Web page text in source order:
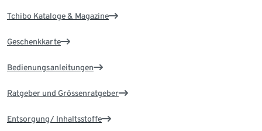
Tchibo Kataloge & Magazine
Geschenkkarte
Bedienungsanleitungen
Ratgeber und Grössenratgeber
Entsorgung/ Inhaltsstoffe